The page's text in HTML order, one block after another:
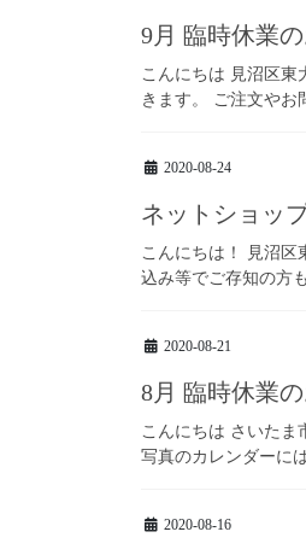
9月 臨時休業
こんにちは 見沼区東
きます。 ご注文や
2020-08-24
ネットショ
こんにちは！ 見沼区
込み等でご存知の方
2020-08-21
8月 臨時休業
こんにちは さいたま
写真のカレンダーに
2020-08-16